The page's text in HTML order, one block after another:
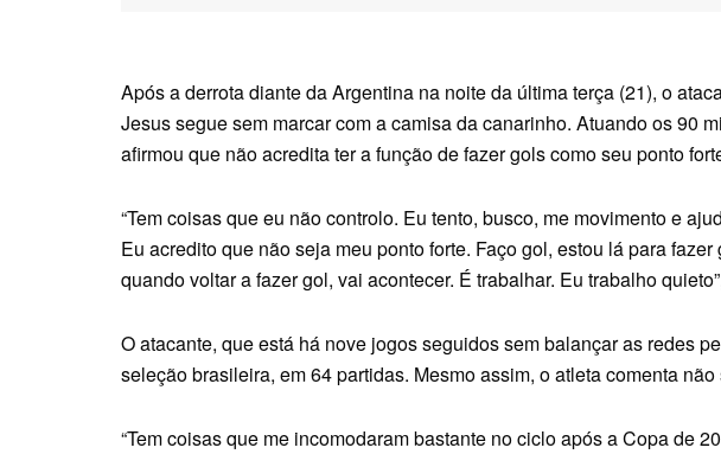
Após a derrota diante da Argentina na noite da última terça (21), o
Jesus segue sem marcar com a camisa da canarinho. Atuando os 90
afirmou que não acredita ter a função de fazer gols como seu ponto
“Tem coisas que eu não controlo. Eu tento, busco, me movimento e
Eu acredito que não seja meu ponto forte. Faço gol, estou lá para
quando voltar a fazer gol, vai acontecer. É trabalhar. Eu trabalho
O atacante, que está há nove jogos seguidos sem balançar as redes
seleção brasileira, em 64 partidas. Mesmo assim, o atleta comenta
“Tem coisas que me incomodaram bastante no ciclo após a Copa de